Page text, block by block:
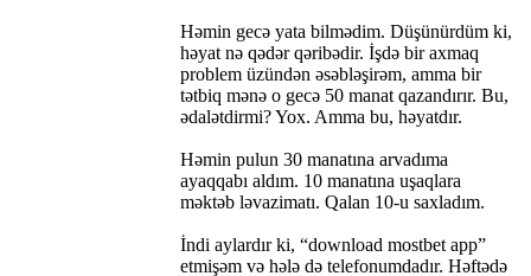
Həmin gecə yata bilmədim. Düşünürdüm ki,
həyat nə qədər qəribədir. İşdə bir axmaq
problem üzündən əsəbləşirəm, amma bir
tətbiq mənə o gecə 50 manat qazandırır. Bu,
ədalətdirmi? Yox. Amma bu, həyatdır.
Həmin pulun 30 manatına arvadıma
ayaqqabı aldım. 10 manatına uşaqlara
məktəb ləvazimatı. Qalan 10-u saxladım.
İndi aylardır ki, “download mostbet app”
etmişəm və hələ də telefonumdadır. Həftədə